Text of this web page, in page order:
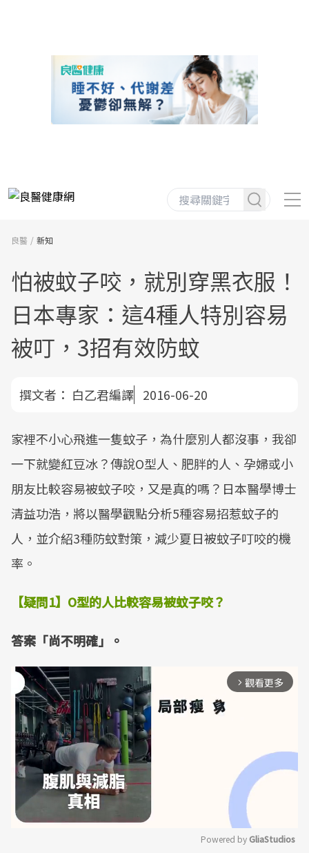
良醫 新知
怕被蚊子咬，就別穿黑衣服！
日本專家：這4種人特別容易
被叮，3招有效防蚊
撰文者： 白乙君編譯 2016-06-20
家裡不小心飛進一隻蚊子，為什麼別人都沒事，我卻
一下就變紅豆冰？傳說O型人、肥胖的人、孕婦或小
朋友比較容易被蚊子咬，又是真的嗎？日本醫學博士
清益功浩，將以醫學觀點分析5種容易招惹蚊子的
人，並介紹3種防蚊對策，減少夏日被蚊子叮咬的機
率。
【疑問1】 O型的人比較容易被蚊子咬？
答案「尚不明確」。
arrow_forward_ios 觀看更多
Powered by GliaStudios